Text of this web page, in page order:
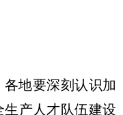
各地要深刻认识加
产人才队伍建设